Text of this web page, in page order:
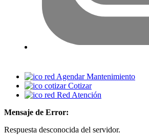
Agendar Mantenimiento
Cotizar
Red Atención
Mensaje de Error:
Respuesta desconocida del servidor.